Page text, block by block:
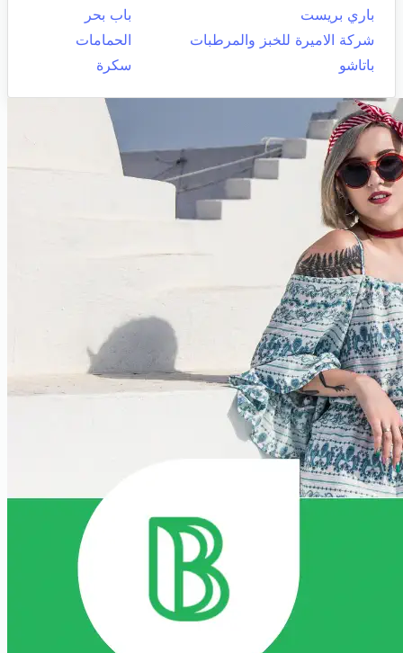
باري بريست
باب بحر
شركة الاميرة للخبز والمرطبات
الحمامات
باتاشو
سكرة